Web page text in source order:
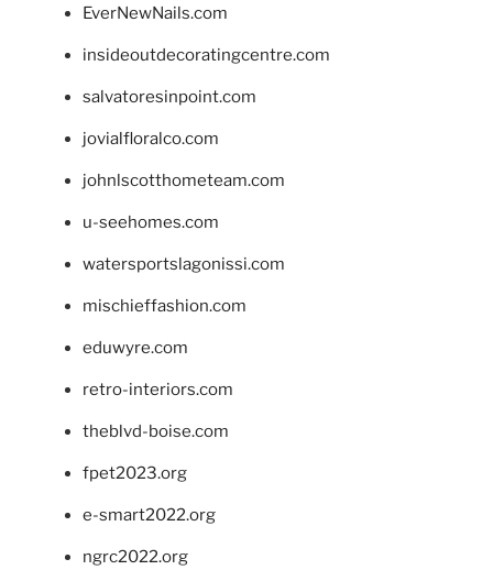
EverNewNails.com
insideoutdecoratingcentre.com
salvatoresinpoint.com
jovialfloralco.com
johnlscotthometeam.com
u-seehomes.com
watersportslagonissi.com
mischieffashion.com
eduwyre.com
retro-interiors.com
theblvd-boise.com
fpet2023.org
e-smart2022.org
ngrc2022.org